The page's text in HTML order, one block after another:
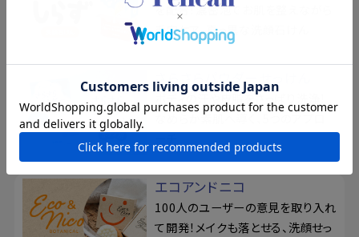
を配合！濃密泡でお肌を整えながら
毛穴ケア、真っ黒な洗顔石けん
さらさらパウダーせっけん
ボディの汗や皮脂をさっぱり洗浄！
なめらか素肌へ導く、5つのアプロ
エコアンドニコ
100人のユーザーの意見を取り入れ
て開発！メイクも落とせる、洗顔せっ